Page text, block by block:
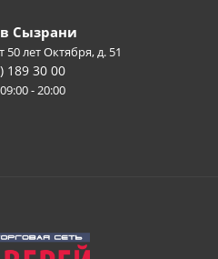
Сызрани
50 лет Октября, д. 51
189 30 00
- 20:00